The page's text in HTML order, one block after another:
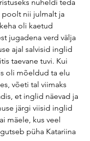
nuheldi teda
poolt nii julmalt ja
oli kaetud
jugadena verd välja
ajal salvisid inglid
taevane tuvi. Kui
oli mõeldud ta elu
võeti tal viimaks
et inglid näevad ja
järgi viisid inglid
mäele, kus veel
püha Katariina